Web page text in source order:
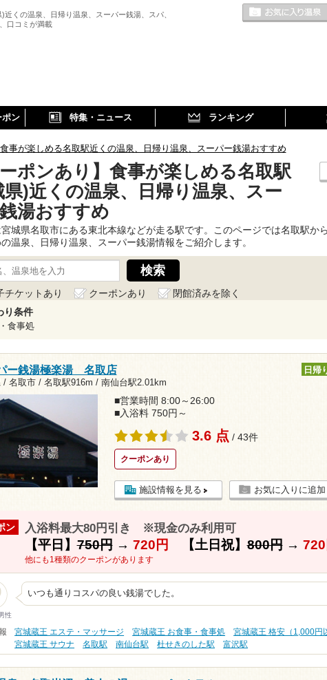
くの温泉、日帰り温泉、スーパー銭湯、スパ、
口コミが満載
ポン 特集・ニュース ランキング
食事が楽しめる名取駅近くの温泉、日帰り温泉、スーパー銭湯おすすめ
ーポンあり】食事が楽しめる名取駅
県)近くの温泉、日帰り温泉、スー
湯おすすめ
城県名取市にある東北本線などが走る駅です。このページでは名取駅か
温泉、日帰り温泉、スーパー銭湯情報をご紹介します。
チケットあり クーポンあり
閉館済みを除く
り条件
食事処
ー銭湯極楽湯 名取店
/ 名取市 / 名取駅916m / 南仙台駅2.01km
日帰
■営業時間 8:00～26:00
■入浴料 750円～
3.6 点 / 43件
クーポンあり
施設情報を見る お気に入りに追加
ン 入浴料最大80円引き ※現金のみ利用可
【平日】750円→ 720円 【土日祝】800円→ 720
他にも1種類のクーポンがあります
性
いつも通りコスパの良い銭湯でした。
宮城蔵王 エステ・マッサージ 宮城蔵王 お食事・食事処
宮城蔵王 格安（1,000円
宮城蔵王 サウナ
名取駅 南仙台駅 杜せきのした駅 富沢駅